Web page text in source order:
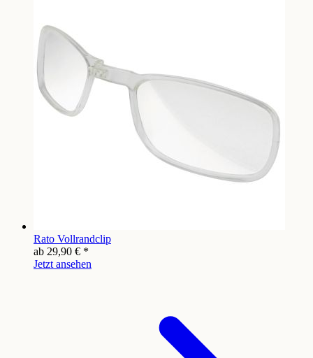
Rato Vollrandclip
ab 29,90 € *
Jetzt ansehen